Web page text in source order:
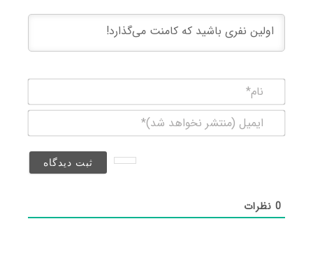
(منتشر
0نظرات